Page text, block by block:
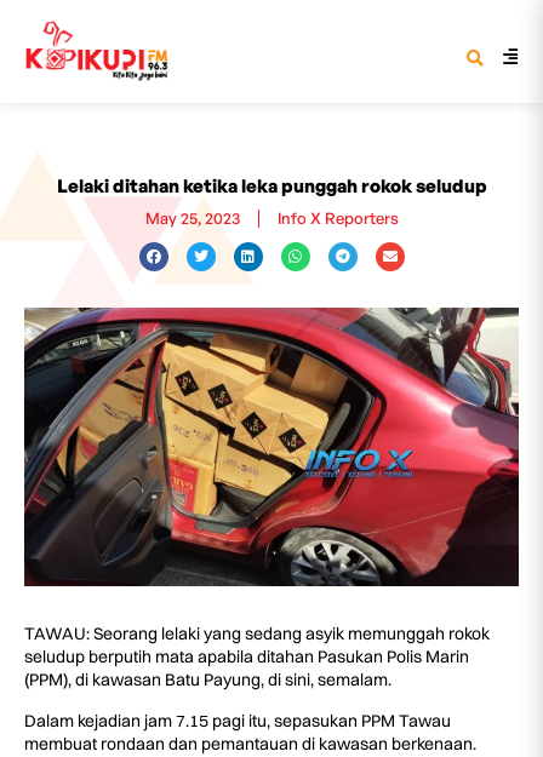
Lelaki ditahan ketika leka punggah rokok seludup
May 25, 2023 Info X Reporters
TAWAU: Seorang lelaki yang sedang asyik memunggah rokok
seludup berputih mata apabila ditahan Pasukan Polis Marin
(PPM), di kawasan Batu Payung, di sini, semalam.
Dalam kejadian jam 7.15 pagi itu, sepasukan PPM Tawau
membuat rondaan dan pemantauan di kawasan berkenaan.